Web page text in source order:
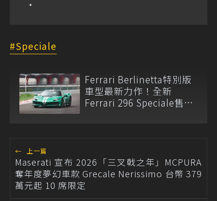
Speciale
Ferrari Berlinetta特別版
車型最新力作！全新
Ferrari 296 Speciale售價
← 上一篇
Maserati 宣布 2026「三叉戟之年」MCPURA
奪年度夢幻車款 Grecale Nerissimo 台幣 379
萬元起 10 席限定